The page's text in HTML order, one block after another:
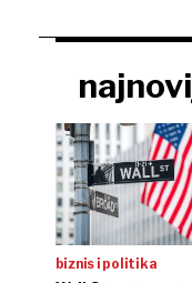
biznis i politika